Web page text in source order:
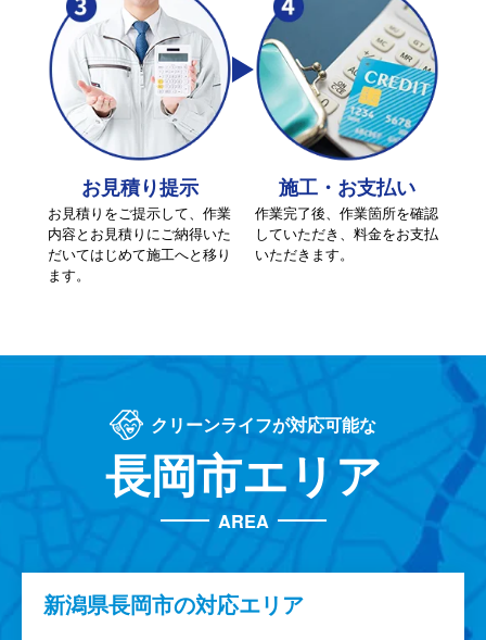
お見積り提示
お見積りをご提示して、作業
内容とお見積りにご納得いた
だいてはじめて施工へと移り
ます。
施工・お支払い
作業完了後、作業箇所を確認
していただき、料金をお支払
いただきます。
クリーンライフが対応可能な
長岡市エリア
AREA
新潟県長岡市の対応エリア